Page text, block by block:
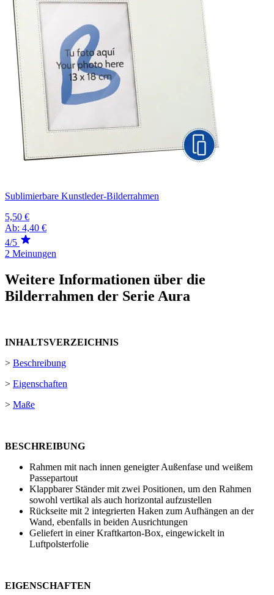
Sublimierbare Kunstleder-Bilderrahmen
5,50 €
Ab: 4,40 €
4/5
2 Meinungen
Weitere Informationen über die
Bilderrahmen der Serie Aura
INHALTSVERZEICHNIS
> Beschreibung
> Eigenschaften
> Maße
BESCHREIBUNG
Rahmen mit nach innen geneigter Außenfase und weißem
Passepartout
Klappbarer Ständer mit zwei Positionen, um den Rahmen
sowohl vertikal als auch horizontal aufzustellen
Rückseite mit 2 integrierten Haken zum Aufhängen an der
Wand, ebenfalls in beiden Ausrichtungen
Geliefert in einer Kraftkarton-Box, eingewickelt in
Luftpolsterfolie
EIGENSCHAFTEN